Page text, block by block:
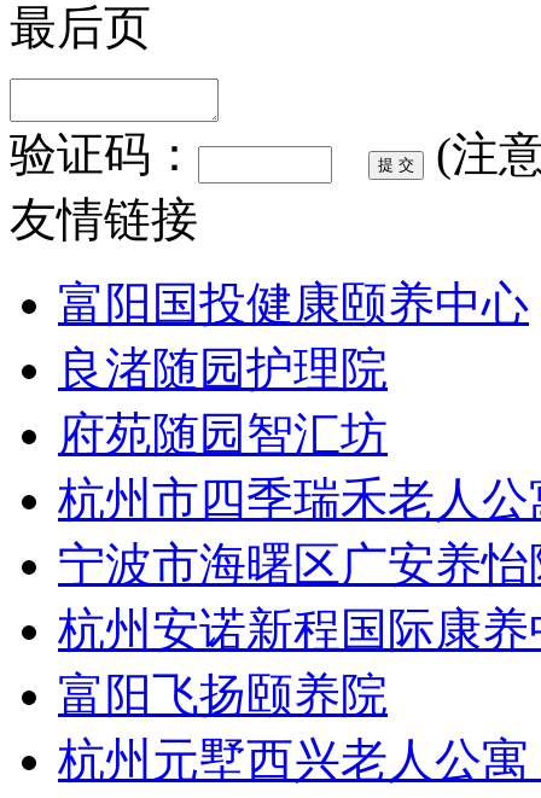
最后页
验证码：
(注
友情链接
富阳国投健康颐养中心
良渚随园护理院
府苑随园智汇坊
杭州市四季瑞禾老人公
宁波市海曙区广安养怡
杭州安诺新程国际康养
富阳飞扬颐养院
杭州元墅西兴老人公